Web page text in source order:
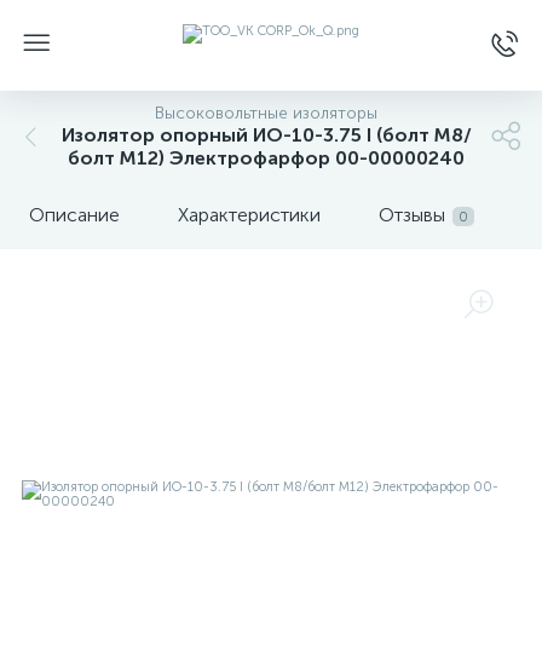
Высоковольтные изоляторы
Изолятор опорный ИО-10-3.75 I (болт М8/
болт М12) Электрофарфор 00-00000240
Описание Характеристики Отзывы 0